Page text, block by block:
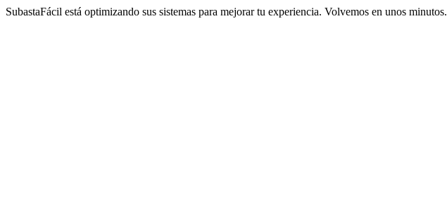
SubastaFácil está optimizando sus sistemas para mejorar tu experiencia. Volvemos en unos minutos.